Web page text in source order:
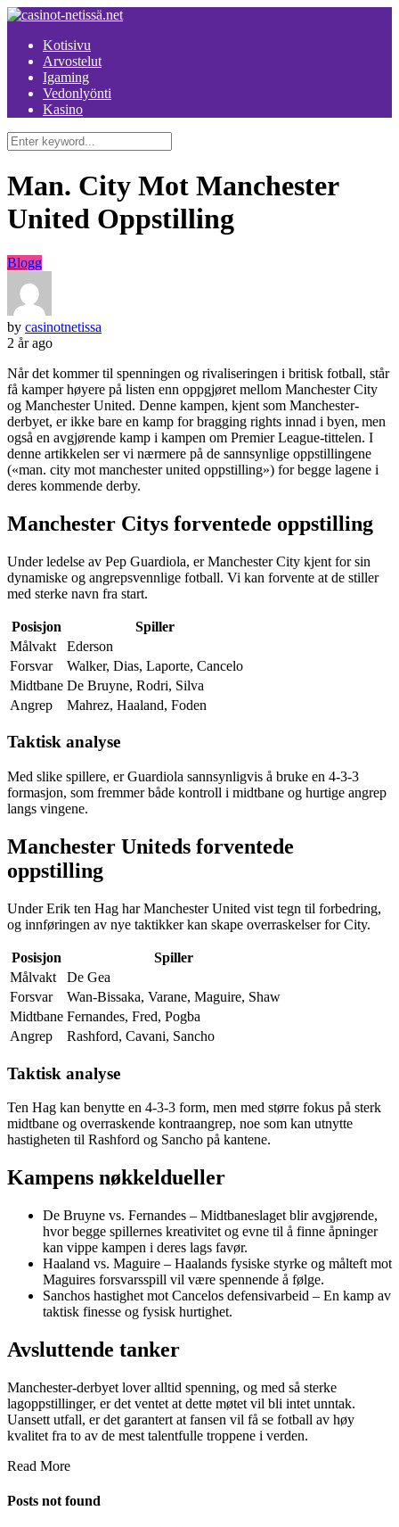
Kotisivu
Arvostelut
Igaming
Vedonlyönti
Kasino
Man. City Mot Manchester
United Oppstilling
Blogg
by casinotnetissa
2 år ago
Når det kommer til spenningen og rivaliseringen i britisk fotball, står
få kamper høyere på listen enn oppgjøret mellom Manchester City
og Manchester United. Denne kampen, kjent som Manchester-
derbyet, er ikke bare en kamp for bragging rights innad i byen, men
også en avgjørende kamp i kampen om Premier League-tittelen. I
denne artikkelen ser vi nærmere på de sannsynlige oppstillingene
(«man. city mot manchester united oppstilling») for begge lagene i
deres kommende derby.
Manchester Citys forventede oppstilling
Under ledelse av Pep Guardiola, er Manchester City kjent for sin
dynamiske og angrepsvennlige fotball. Vi kan forvente at de stiller
med sterke navn fra start.
Posisjon
Spiller
Målvakt
Ederson
Forsvar
Walker, Dias, Laporte, Cancelo
Midtbane De Bruyne, Rodri, Silva
Angrep
Mahrez, Haaland, Foden
Taktisk analyse
Med slike spillere, er Guardiola sannsynligvis å bruke en 4-3-3
formasjon, som fremmer både kontroll i midtbane og hurtige angrep
langs vingene.
Manchester Uniteds forventede
oppstilling
Under Erik ten Hag har Manchester United vist tegn til forbedring,
og innføringen av nye taktikker kan skape overraskelser for City.
Posisjon
Spiller
Målvakt
De Gea
Forsvar
Wan-Bissaka, Varane, Maguire, Shaw
Midtbane Fernandes, Fred, Pogba
Angrep
Rashford, Cavani, Sancho
Taktisk analyse
Ten Hag kan benytte en 4-3-3 form, men med større fokus på sterk
midtbane og overraskende kontraangrep, noe som kan utnytte
hastigheten til Rashford og Sancho på kantene.
Kampens nøkkeldueller
De Bruyne vs. Fernandes – Midtbaneslaget blir avgjørende,
hvor begge spillernes kreativitet og evne til å finne åpninger
kan vippe kampen i deres lags favør.
Haaland vs. Maguire – Haalands fysiske styrke og målteft mot
Maguires forsvarsspill vil være spennende å følge.
Sanchos hastighet mot Cancelos defensivarbeid – En kamp av
taktisk finesse og fysisk hurtighet.
Avsluttende tanker
Manchester-derbyet lover alltid spenning, og med så sterke
lagoppstillinger, er det ventet at dette møtet vil bli intet unntak.
Uansett utfall, er det garantert at fansen vil få se fotball av høy
kvalitet fra to av de mest talentfulle troppene i verden.
Read More
Posts not found